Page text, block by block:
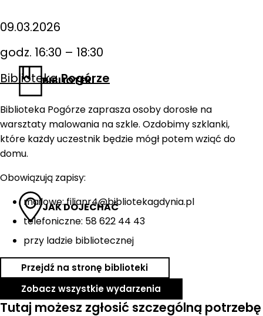
BIBLIOTEKI
JAK DOJECHAĆ
09.03.2026
godz. 16:30 – 18:30
BibliotekaPogórze
Biblioteka Pogórze zaprasza osoby dorosłe na
warsztaty malowania na szkle. Ozdobimy szklanki,
które każdy uczestnik będzie mógł potem wziąć do
domu.
Obowiązują zapisy:
mailowe: filianr4@bibliotekagdynia.pl
telefoniczne: 58 622 44 43
przy ladzie bibliotecznej
Przejdź na stronę biblioteki
Zobacz wszystkie wydarzenia
Tutaj możesz zgłosić szczególną potrzebę